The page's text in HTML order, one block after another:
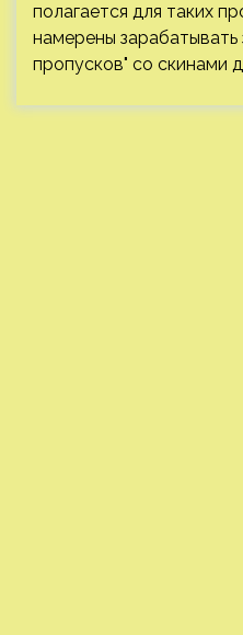
полагается для таких
намерены
пропусков" со скинами